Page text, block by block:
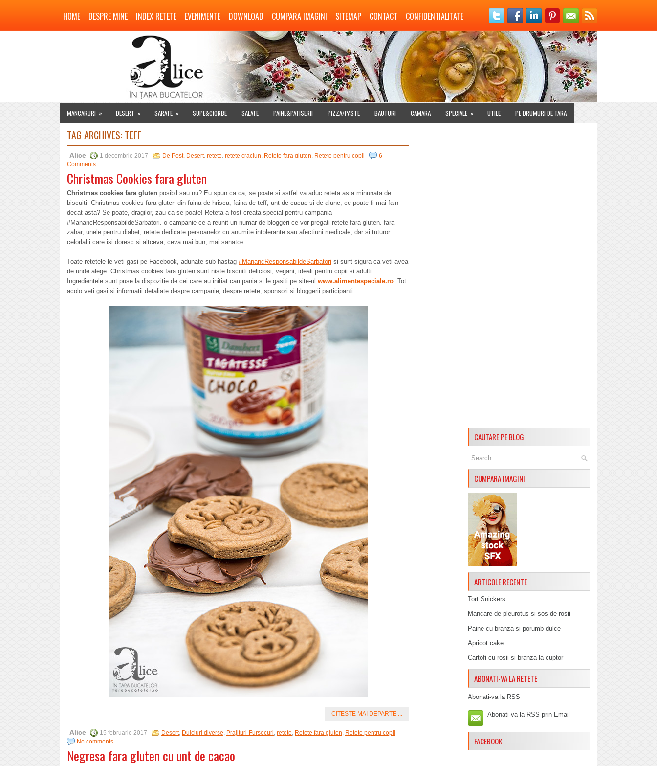
HOME DESPRE MINE INDEX RETETE EVENIMENTE DOWNLOAD CUMPARA IMAGINI SITEMAP CONTACT CONFIDENTIALITATE
MANCARURI » DESERT » SARATE » SUPE&CIORBE SALATE PAINE&PATISERII PIZZA/PASTE BAUTURI CAMARA SPECIALE » UTILE PE DRUMURI DE TARA
TAG ARCHIVES: TEFF
Alice 1 decembrie 2017 De Post, Desert, retete, retete craciun, Retete fara gluten, Retete pentru copii
6
Comments
Christmas Cookies fara gluten
Christmas cookies fara gluten posibil sau nu? Eu spun ca da, se poate si astfel va aduc reteta asta minunata de
biscuiti. Christmas cookies fara gluten din faina de hrisca, faina de teff, unt de cacao si de alune, ce poate fi mai fain
decat asta? Se poate, dragilor, zau ca se poate! Reteta a fost creata special pentru campania
#ManancResponsabildeSarbatori, o campanie ce a reunit un numar de bloggeri ce vor pregati retete fara gluten, fara
zahar, unele pentru diabet, retete dedicate persoanelor cu anumite intolerante sau afectiuni medicale, dar si tuturor
celorlalti care isi doresc si altceva, ceva mai bun, mai sanatos.
Toate retetele le veti gasi pe Facebook, adunate sub hastag #ManancResponsabildeSarbatori si sunt sigura ca veti avea
de unde alege. Christmas cookies fara gluten sunt niste biscuiti deliciosi, vegani, ideali pentru copii si adulti.
Ingredientele sunt puse la dispozitie de cei care au initiat campania si le gasiti pe site-ul www.alimentespeciale.ro. Tot
acolo veti gasi si informatii detaliate despre campanie, despre retete, sponsori si bloggerii participanti.
CITESTE MAI DEPARTE ...
Alice 15 februarie 2017 Desert, Dulciuri diverse, Prajituri-Fursecuri, retete, Retete fara gluten, Retete pentru copii
No comments
Negresa fara gluten cu unt de cacao
CAUTARE PE BLOG
CUMPARA IMAGINI
ARTICOLE RECENTE
Tort Snickers
Mancare de pleurotus si sos de rosii
Paine cu branza si porumb dulce
Apricot cake
Cartofi cu rosii si branza la cuptor
ABONATI-VA LA RETETE
Abonati-va la RSS
Abonati-va la RSS prin Email
FACEBOOK